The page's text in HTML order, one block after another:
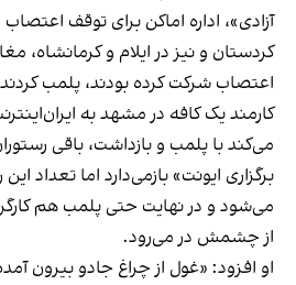
آزادی»، اداره اماکن برای توقف
کردستان و نیز در ایلام و کرمانشاه،
اعتصاب شرکت کرده بودند، پلمب
کارمند یک کافه در مشهد به
می‌کند با پلمب و بازداشت، باقی
برگزاری ایونت» بازمی‌دارد اما تعداد
می‌شود و در نهایت حتی پلمب هم
از چشمش در می‌رود.
او افزود: «غول از چراغ جادو بیرون